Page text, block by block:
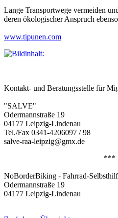
Lange Transportwege vermeiden
deren ökologischer Anspruch
www.tipunen.com
Kontakt- und Beratungsstelle für
"SALVE"
Odermannstraße 19
04177 Leipzig-Lindenau
Tel./Fax 0341-4206097 / 98
salve-raa-leipzig@gmx.de
***
NoBorderBiking - Fahrrad-
Odermannstraße 19
04177 Leipzig-Lindenau